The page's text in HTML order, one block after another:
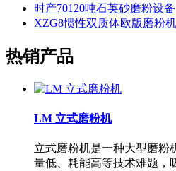
时产70120吨石英砂磨粉设备
XZG8惯性双质体欧版磨粉机
热销产品
LM 立式磨粉机
立式磨粉机是一种大型磨粉
量低、耗能高等技术难题，